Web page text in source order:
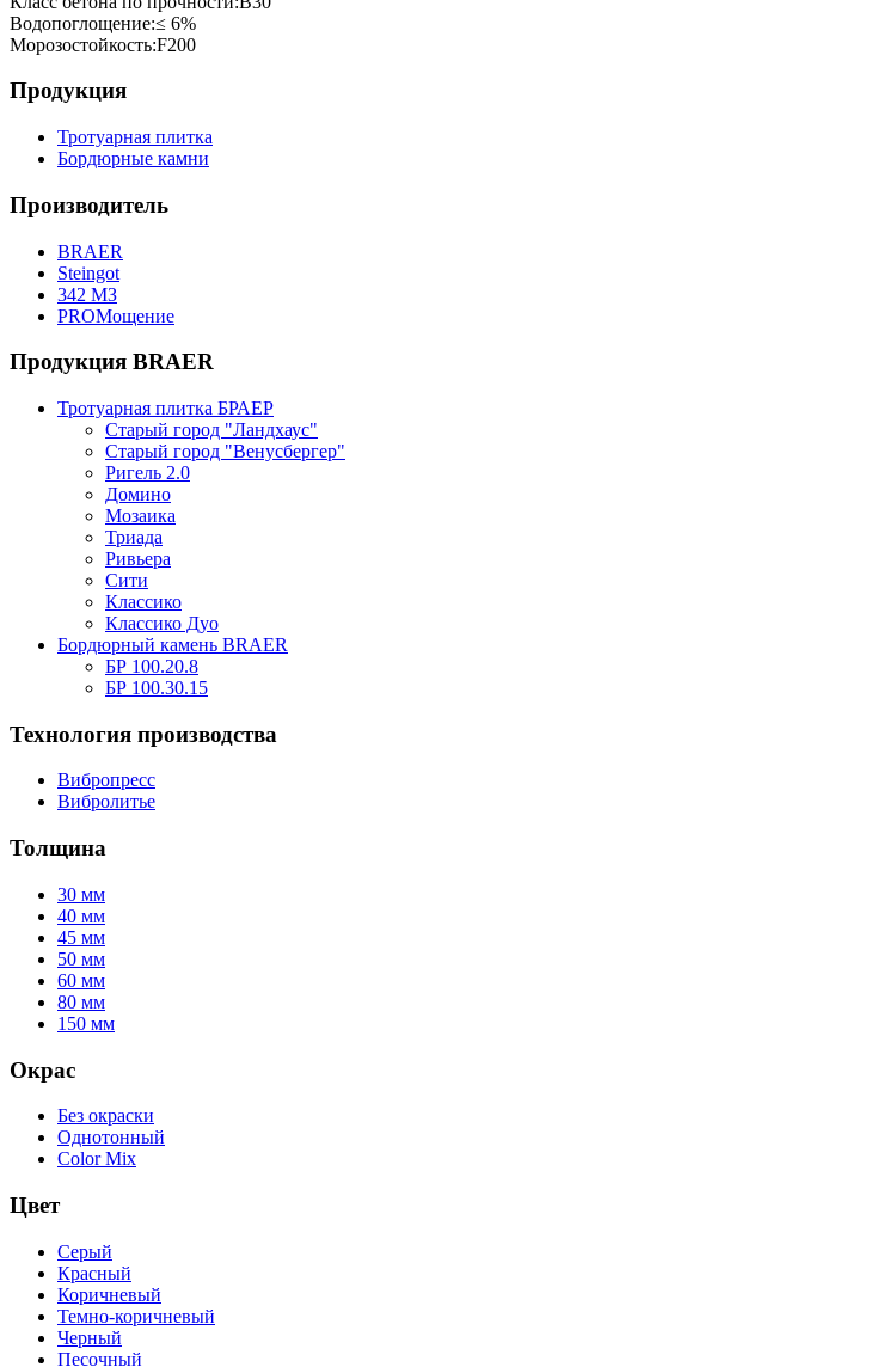
Водопоглощение:≤ 6%
Морозостойкость:F200
Продукция
Тротуарная плитка
Бордюрные камни
Производитель
BRAER
Steingot
342 МЗ
PROМощение
Продукция BRAER
Тротуарная плитка БРАЕР
Старый город "Ландхаус"
Старый город "Венусбергер"
Ригель 2.0
Домино
Мозаика
Триада
Ривьера
Сити
Классико
Классико Дуо
Бордюрный камень BRAER
БР 100.20.8
БР 100.30.15
Технология производства
Вибропресс
Вибролитье
Толщина
30 мм
40 мм
45 мм
50 мм
60 мм
80 мм
150 мм
Окрас
Без окраски
Однотонный
Color Mix
Цвет
Серый
Красный
Коричневый
Темно-коричневый
Черный
Песочный